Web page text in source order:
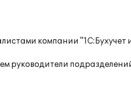
компании "1С:Бухучет
руководители